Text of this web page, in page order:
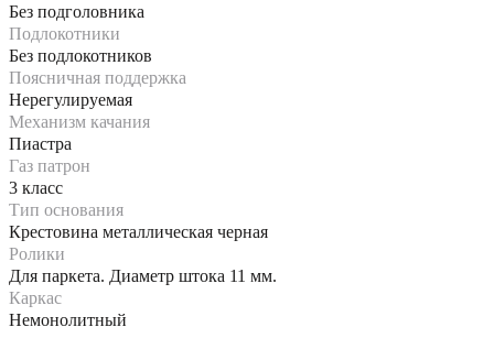
Без подголовника
Подлокотники
Без подлокотников
Поясничная поддержка
Нерегулируемая
Механизм качания
Пиастра
Газ патрон
3 класс
Тип основания
Крестовина металлическая черная
Ролики
Для паркета. Диаметр штока 11 мм.
Каркас
Немонолитный